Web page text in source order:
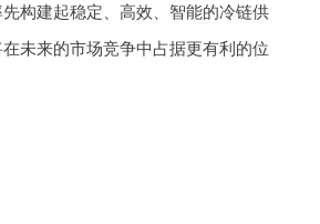
构建起稳定、高效、智能的冷链供
未来的市场竞争中占据更有利的位